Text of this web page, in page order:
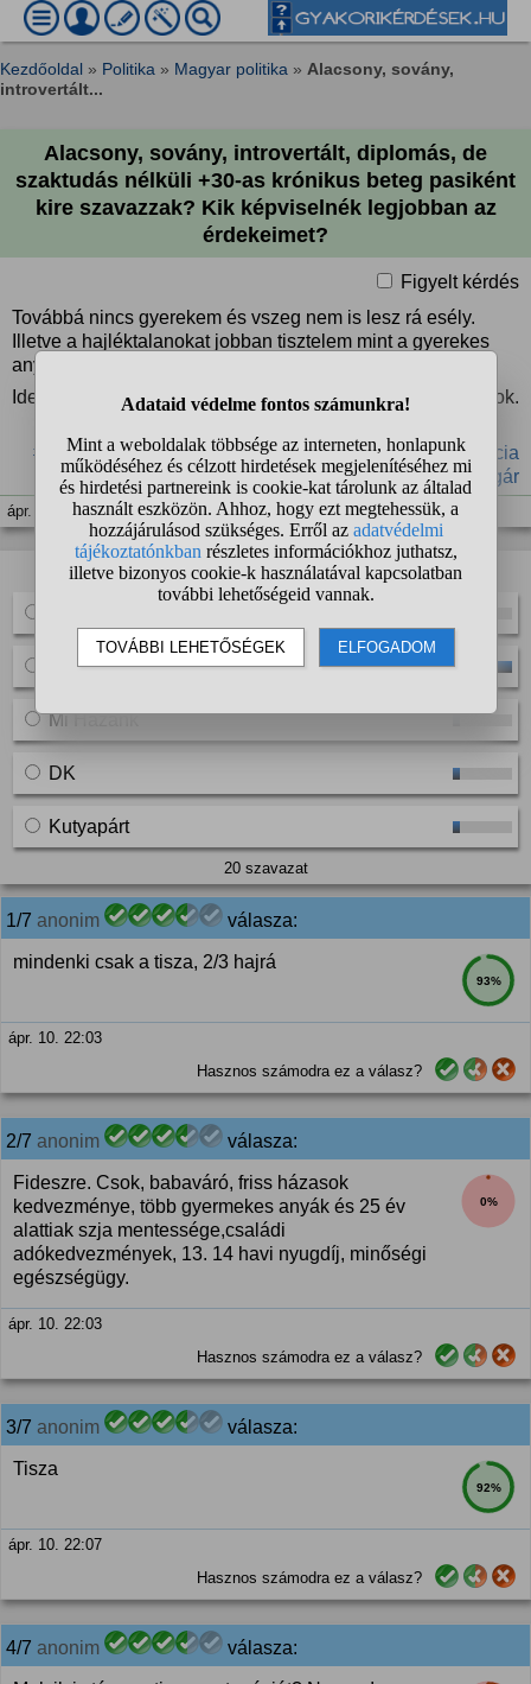
Kezdőoldal » Politika » Magyar politika » Alacsony, sovány,
introvertált...
Alacsony, sovány, introvertált, diplomás, de
szaktudás nélküli +30-as krónikus beteg pasiként
kire szavazzak? Kik képviselnék legjobban az
érdekeimet?
Figyelt kérdés
Továbbá nincs gyerekem és vszeg nem is lesz rá esély.
Illetve a hajléktalanokat jobban tisztelem mint a gyerekes
anyukákat.
Idegen nyelvet nem beszélek illetve otthonülős típus vagyok.
#magyar #választás #szavazás #társadalom #demokrácia
#állampolgár
ápr. 10. 21:53
A kérdező szavazást indított:
Tisza
Mi Hazánk
DK
Kutyapárt
20 szavazat
1/7 anonim válasza:
93%
mindenki csak a tisza, 2/3 hajrá
ápr. 10. 22:03
Hasznos számodra ez a válasz?
2/7 anonim válasza:
0%
Fideszre. Csok, babaváró, friss házasok
kedvezménye, több gyermekes anyák és 25 év
alattiak szja mentessége,családi
adókedvezmények, 13. 14 havi nyugdíj, minőségi
egészségügy.
ápr. 10. 22:03
Hasznos számodra ez a válasz?
3/7 anonim válasza:
92%
Tisza
ápr. 10. 22:07
Hasznos számodra ez a válasz?
4/7 anonim válasza: